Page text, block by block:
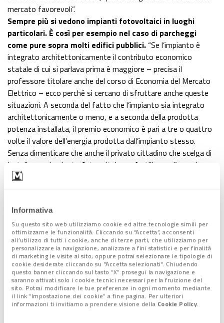
Informativa
Su questo sito web utilizziamo cookie ed altre tecnologie simili per
ottimizzarne le funzionalità. Cliccando su “Accetta”, acconsenti
all’utilizzo di tutti i cookie, anche di terze parti, che utilizziamo per
personalizzare la navigazione, analizzare a fini statistici e per finalità
di marketing le visite al sito; oppure potrai selezionare le tipologie di
cookie desiderate cliccando su "Accetta selezionati". Chiudendo
questo banner cliccando sul tasto “X” prosegui la navigazione e
saranno attivati solo i cookie tecnici necessari per la fruizione del
sito. Potrai modificare le tue preferenze in ogni momento mediante
il link “Impostazione dei cookie” a fine pagina. Per ulteriori
informazioni ti invitiamo a prendere visione della Cookie Policy.
mercato favorevoli”.
Sempre più si vedono impianti fotovoltaici in luoghi
particolari. È così per esempio nel caso di parcheggi
come pure sopra molti edifici pubblici. “Se l’impianto è
integrato architettonicamente il contributo economico
statale di cui si parlava prima è maggiore – precisa il
professore titolare anche del corso di Economia del Mercato
Elettrico – ecco perché si cercano di sfruttare anche queste
situazioni. A seconda del fatto che l’impianto sia integrato
architettonicamente o meno, e a seconda della prodotta
potenza installata, il premio economico è pari a tre o quattro
volte il valore dell’energia prodotta dall’impianto stesso.
Senza dimenticare che anche il privato cittadino che scelga di
installare un impianto fotovoltaico può utilizzare l’energia
prodotta dal proprio impianto sia per autoconsumo che per
rivenderla alla rete. Di fatto può essere una vera e propria
Quale consiglio si può dare quindi al normale cittadino
che fosse interessato all’installazione di un impianto
fotovoltaico?“Grazie al boom che sta avendo questo
settore sul mercato si trovano molte offerte. Il consiglio è di
confrontare quante più proposte possibili facendo però anche
molta attenzione perché si può incappare altrettanto
facilmente in finte occasioni. Interessanti sono le opportunità
messe a disposizione da alcuni gruppi d’acquisto: associazioni
o altri istituzioni che hanno stipulato convenzioni con fornitori